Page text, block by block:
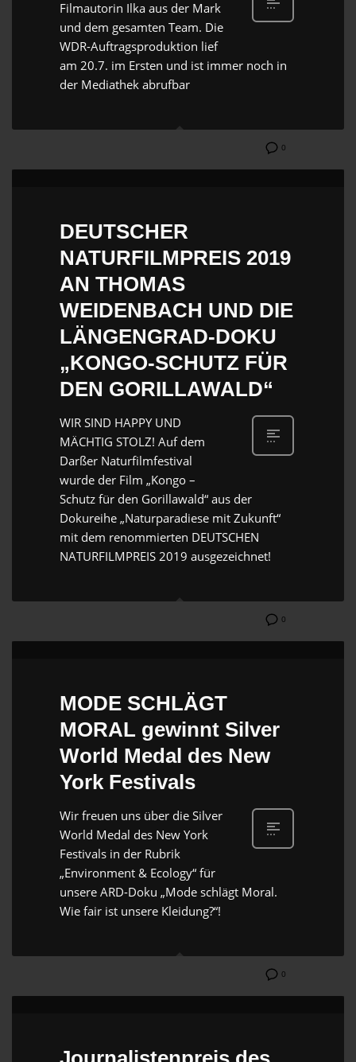
Filmautorin Ilka aus der Mark
und dem gesamten Team. Die
WDR-Auftragsproduktion lief
am 20.7. im Ersten und ist immer noch in
der Mediathek abrufbar
0
DEUTSCHER
NATURFILMPREIS 2019
AN THOMAS
WEIDENBACH UND DIE
LÄNGENGRAD-DOKU
„KONGO-SCHUTZ FÜR
DEN GORILLAWALD“
WIR SIND HAPPY UND
MÄCHTIG STOLZ! Auf dem
Darßer Naturfilmfestival
wurde der Film „Kongo –
Schutz für den Gorillawald“ aus der
Dokureihe „Naturparadiese mit Zukunft“
mit dem renommierten DEUTSCHEN
NATURFILMPREIS 2019 ausgezeichnet!
0
MODE SCHLÄGT
MORAL gewinnt Silver
World Medal des New
York Festivals
Wir freuen uns über die Silver
World Medal des New York
Festivals in der Rubrik
„Environment & Ecology“ für
unsere ARD-Doku „Mode schlägt Moral.
Wie fair ist unsere Kleidung?“!
0